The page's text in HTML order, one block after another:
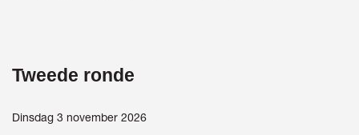
Tweede ronde
Dinsdag 3 november 2026